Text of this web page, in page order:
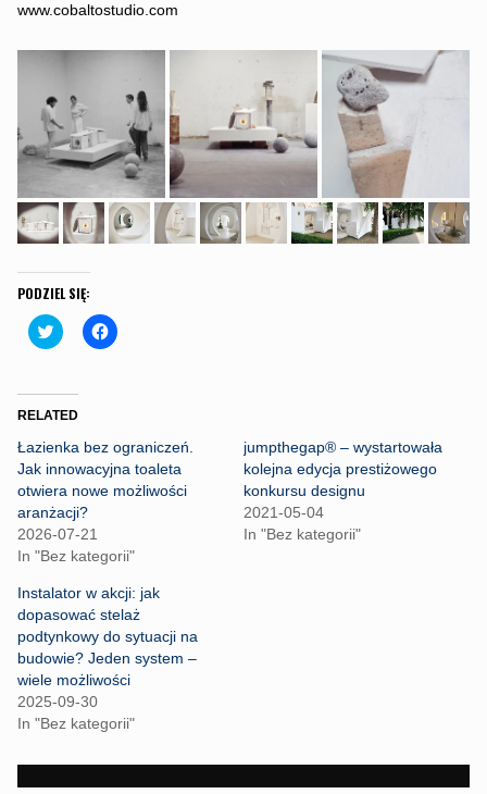
www.cobaltostudio.com
PODZIEL SIĘ:
C
l
t
o
h
a
r
e
o
n
T
w
i
e
r
(
O
p
e
n
s
i
n
w
C
l
h
a
r
e
o
c
b
o
o
k
(
O
p
e
i
e
RELATED
Łazienka bez ograniczeń.
Jak innowacyjna toaleta
otwiera nowe możliwości
aranżacji?
2026-07-21
In "Bez kategorii"
jumpthegap® – wystartowała
kolejna edycja prestiżowego
konkursu designu
2021-05-04
In "Bez kategorii"
Instalator w akcji: jak
dopasować stelaż
podtynkowy do sytuacji na
budowie? Jeden system –
wiele możliwości
2025-09-30
In "Bez kategorii"